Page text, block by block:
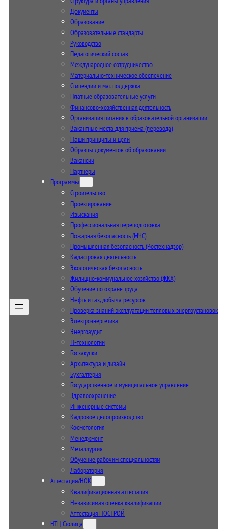
Документы
Образование
Образовательные стандарты
Руководство
Педагогический состав
Международное сотрудничество
Материально-техническое обеспечение
Стипендии и мат. поддержка
Платные образовательные услуги
Финансово-хозяйственная деятельность
Организация питания в образовательной организации
Вакантные места для приема (перевода)
Наши принципы и цели
Образцы документов об образовании
Вакансии
Партнеры
Программы
Строительство
Проектирование
Изыскания
Профессиональная переподготовка
Пожарная безопасность (МЧС)
Промышленная безопасность (Ростехнадзор)
Кадастровая деятельность
Экологическая безопасность
Жилищно-коммунальное хозяйство (ЖКХ)
Обучение по охране труда
Нефть и газ, добыча ресурсов
Проверка знаний эксплуатации тепловых энергоустановок
Электроэнергетика
Энергоаудит
IT-технологии
Госзакупки
Архитектура и дизайн
Бухгалтерия
Государственное и муниципальное управление
Здравоохранение
Инженерные системы
Кадровое делопроизводство
Косметология
Менеджмент
Металлургия
Обучение рабочим специальностям
Лаборатория
Аттестация/НОК
Квалификационная аттестация
Независимая оценка квалификации
Аттестация НОСТРОЙ
НТЦ Столица